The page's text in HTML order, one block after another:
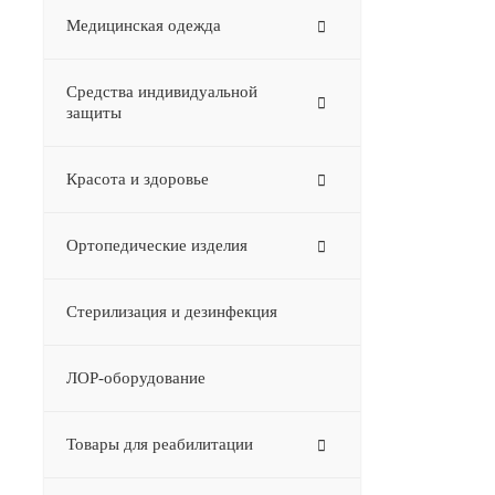
Медицинская одежда
Средства индивидуальной
защиты
Красота и здоровье
Ортопедические изделия
Стерилизация и дезинфекция
ЛОР-оборудование
Товары для реабилитации